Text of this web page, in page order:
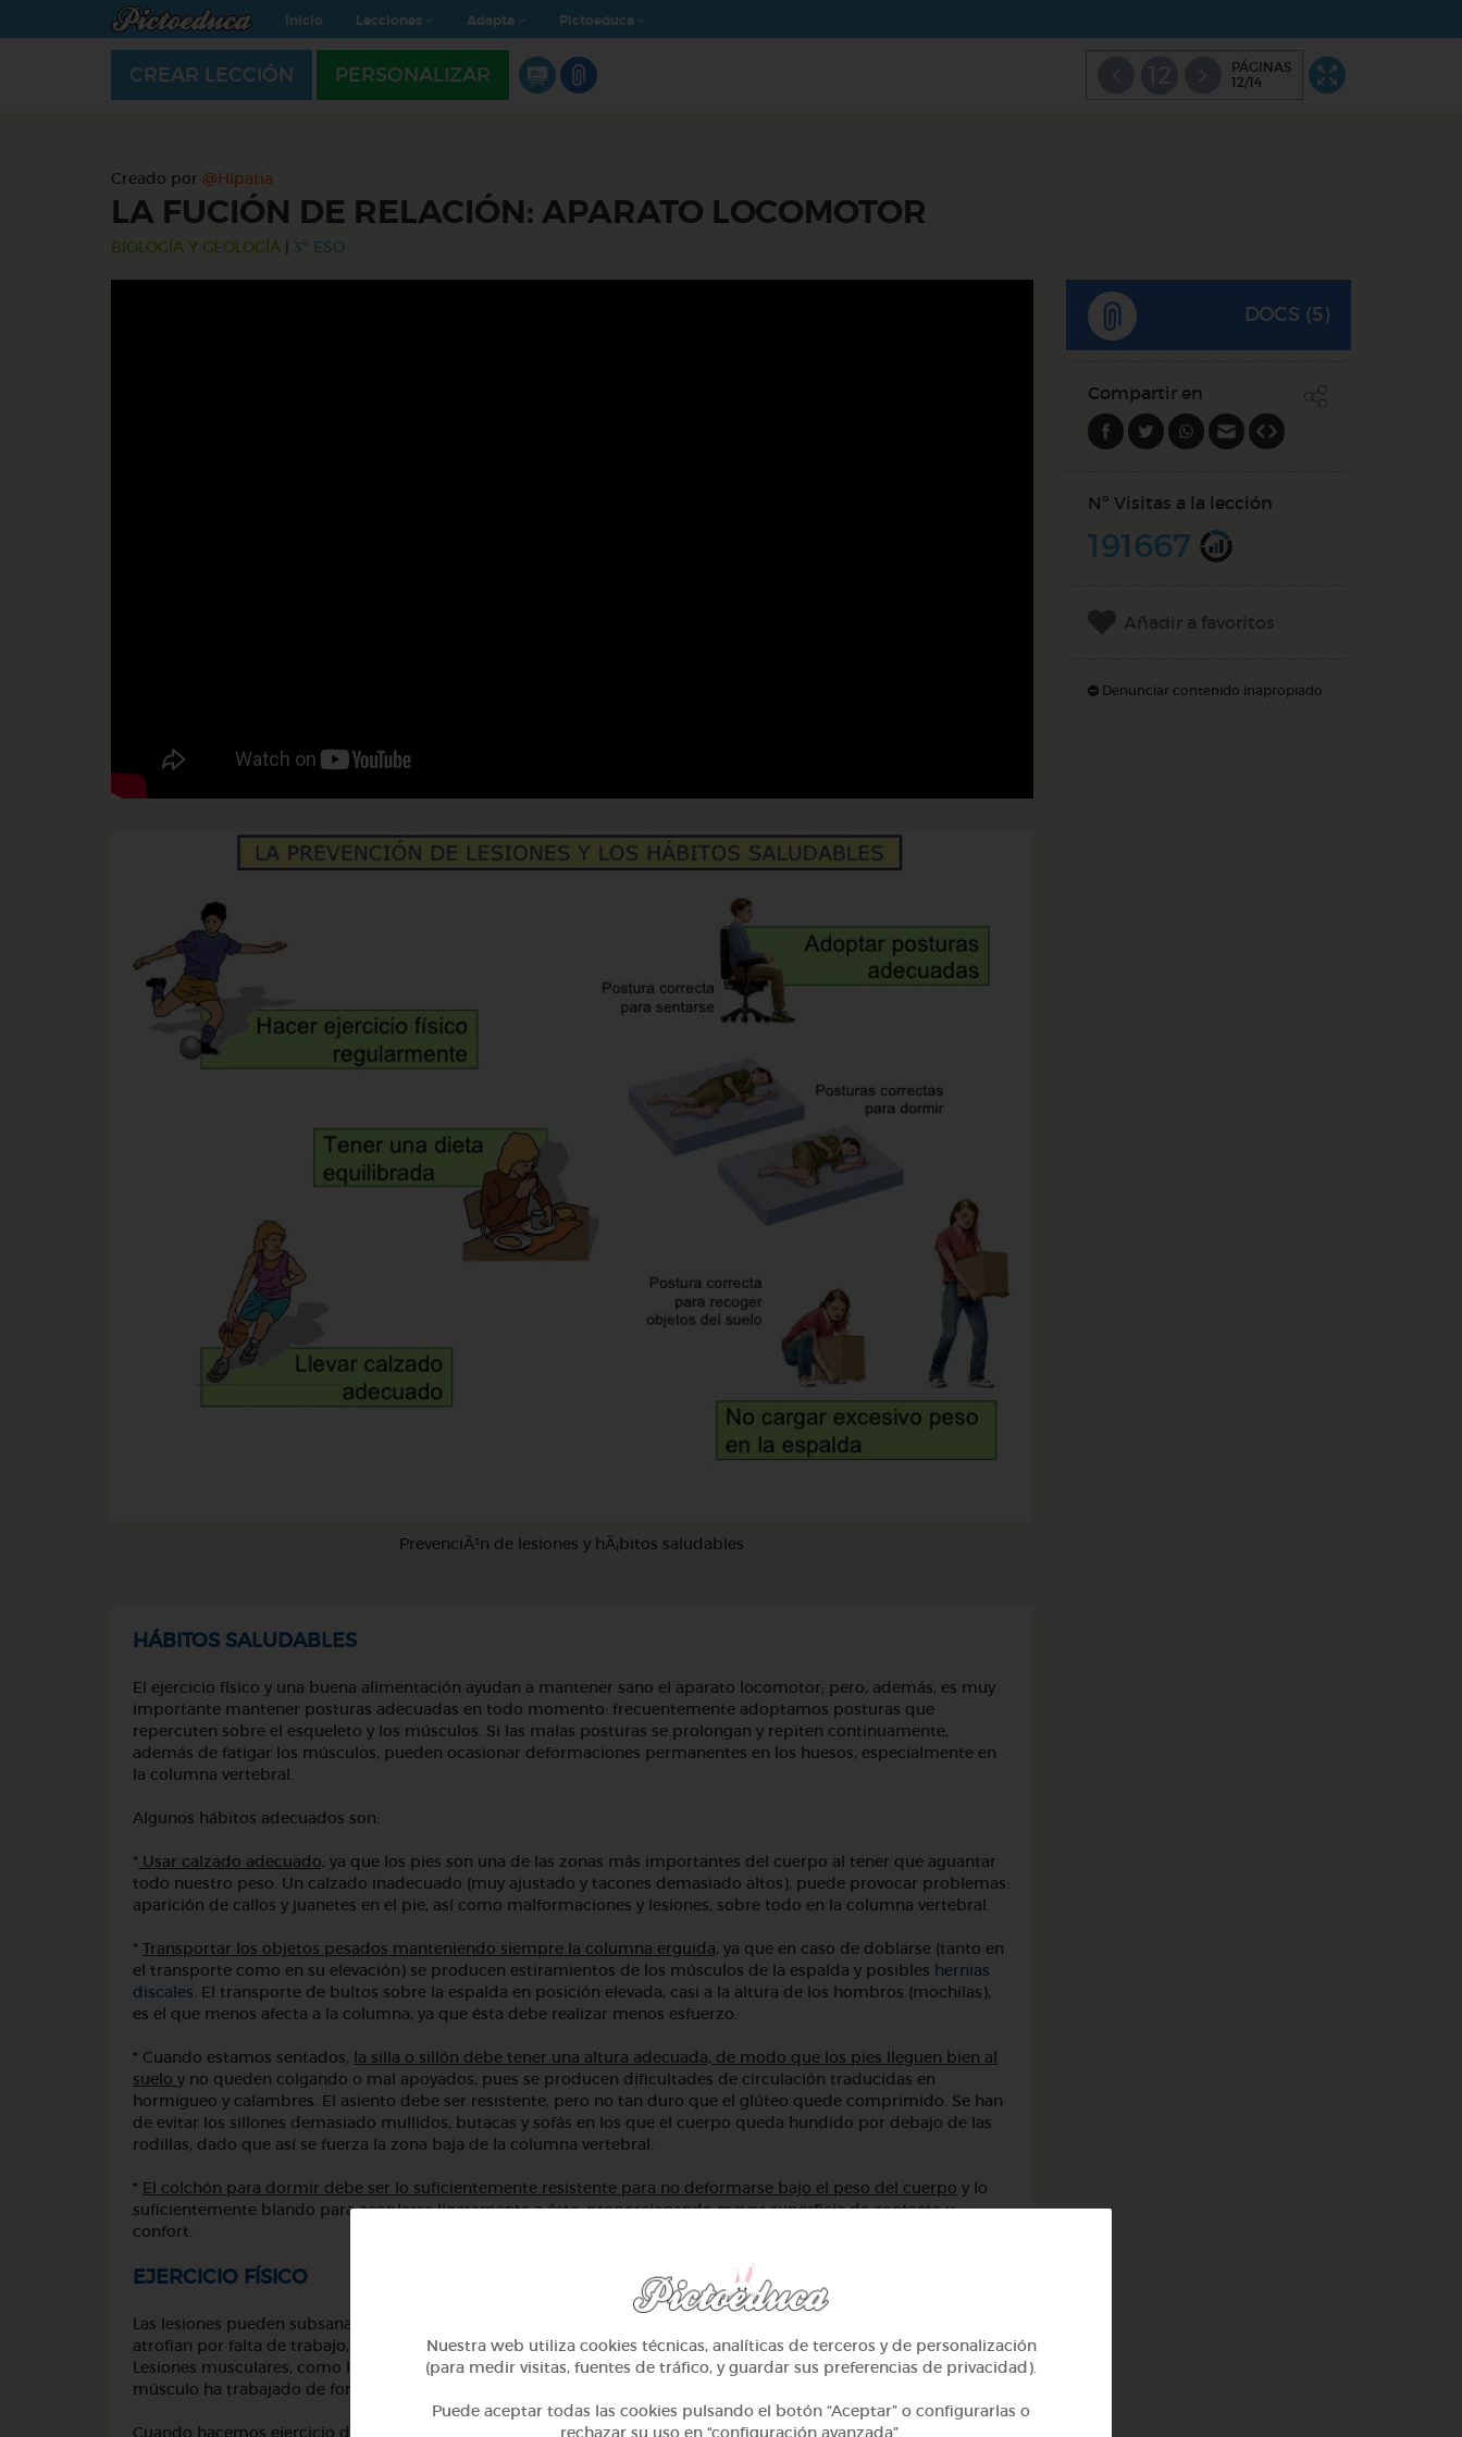
Inicio Lecciones Adapta Pictoeduca
CREAR LECCIÓN PERSONALIZAR
PÁGINAS
12/14
Creado por @Hipatia
LA FUCIÓN DE RELACIÓN: APARATO LOCOMOTOR
BIOLOGÍA Y GEOLOGÍA 3º ESO
PrevenciÃ³n de lesiones y hÃ¡bitos saludables
HÁBITOS SALUDABLES
El ejercicio físico y una buena alimentación ayudan a mantener sano el aparato locomotor; pero, además, es muy
importante mantener posturas adecuadas en todo momento: frecuentemente adoptamos posturas que
repercuten sobre el esqueleto y los músculos. Si las malas posturas se prolongan y repiten continuamente,
además de fatigar los músculos, pueden ocasionar deformaciones permanentes en los huesos, especialmente en
la columna vertebral.
Algunos hábitos adecuados son:
* Usar calzado adecuado, ya que los pies son una de las zonas más importantes del cuerpo al tener que aguantar
todo nuestro peso. Un calzado inadecuado (muy ajustado y tacones demasiado altos), puede provocar problemas:
aparición de callos y juanetes en el pie, así como malformaciones y lesiones, sobre todo en la columna vertebral.
* Transportar los objetos pesados manteniendo siempre la columna erguida, ya que en caso de doblarse (tanto en
el transporte como en su elevación) se producen estiramientos de los músculos de la espalda y posibles hernias
discales. El transporte de bultos sobre la espalda en posición elevada, casi a la altura de los hombros (mochilas),
es el que menos afecta a la columna, ya que ésta debe realizar menos esfuerzo.
* Cuando estamos sentados, la silla o sillón debe tener una altura adecuada, de modo que los pies lleguen bien al
suelo y no queden colgando o mal apoyados, pues se producen dificultades de circulación traducidas en
hormigueo y calambres. El asiento debe ser resistente, pero no tan duro que el glúteo quede comprimido. Se han
de evitar los sillones demasiado mullidos, butacas y sofás en los que el cuerpo queda hundido por debajo de las
rodillas, dado que así se fuerza la zona baja de la columna vertebral.
* El colchón para dormir debe ser lo suficientemente resistente para no deformarse bajo el peso del cuerpo y lo
suficientemente blando para acoplarse ligeramente a éste, proporcionando mayor superficie de contacto y
confort.
EJERCICIO FÍSICO
Las lesiones pueden subsanarse, en parte, si se ejercita el aparato locomotor. Los músculos que lo conforman se
atrofian por falta de trabajo, pero si los hacemos trabajar se desarrollan más.
Lesiones musculares, como las contracturas o el tirón, y las lesiones en los ligamentos pueden evitarse si el
músculo ha trabajado de forma progresiva gracias a un buen calentamiento.
Cuando hacemos ejercicio de forma regular, es decir, entrenando, no sólo nos estamos divirtiendo, también
DOCS (5)
Compartir en
Nº Visitas a la lección
191667
Añadir a favoritos
Denunciar contenido inapropiado
Nuestra web utiliza cookies técnicas, analíticas de terceros y de personalización
(para medir visitas, fuentes de tráfico, y guardar sus preferencias de privacidad).
Puede aceptar todas las cookies pulsando el botón “Aceptar” o configurarlas o
rechazar su uso en “configuración avanzada”.